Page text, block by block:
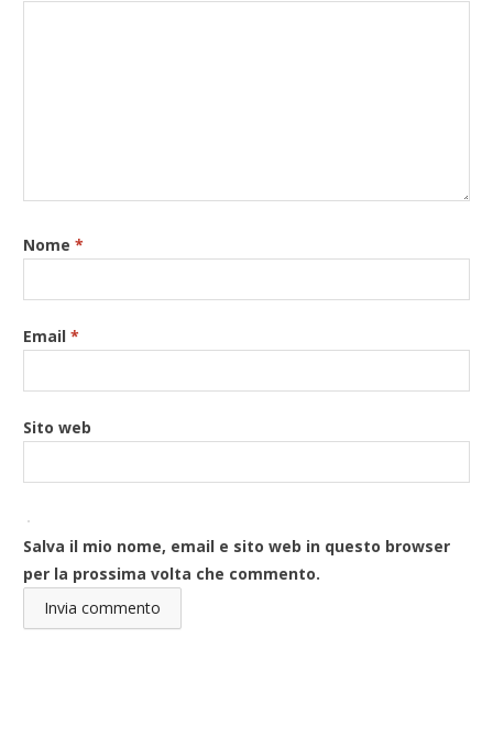
Nome*
Email*
Sito web
Salva il mio nome, email e sito web in questo browser
per la prossima volta che commento.